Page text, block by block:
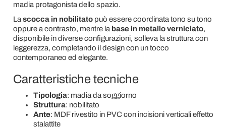
madia protagonista dello spazio.
La scocca in nobilitatopuò essere coordinata tono su tono
oppure a contrasto, mentre la base in metallo verniciato,
disponibile in diverse configurazioni, solleva la struttura con
leggerezza, completando il design con un tocco
contemporaneo ed elegante.
Caratteristiche tecniche
Tipologia: madia da soggiorno
Struttura: nobilitato
Ante: MDF rivestito in PVC con incisioni verticali effetto
stalattite